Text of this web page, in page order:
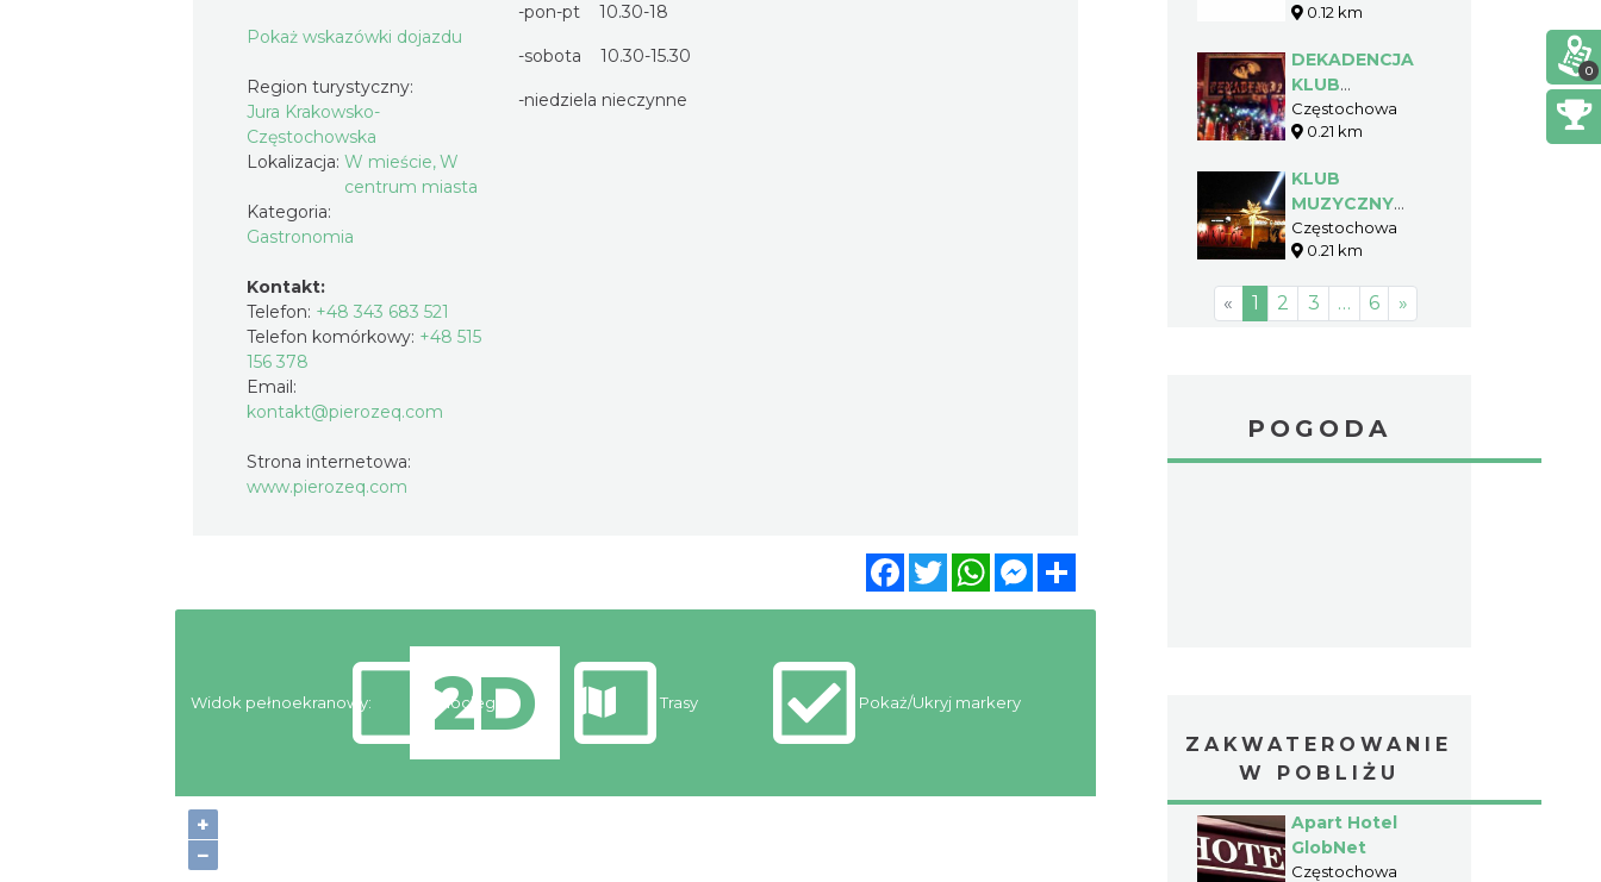
Pokaż wskazówki dojazdu
Region turystyczny:
Jura Krakowsko-
Częstochowska
Lokalizacja: W mieście, W
centrum miasta
Kategoria:
Gastronomia
Kontakt:
Telefon: +48 343 683 521
Telefon komórkowy: +48 515
156 378
Email:
kontakt@pierozeq.com
Strona internetowa:
www.pierozeq.com
-pon-pt 10.30-18
-sobota 10.30-15.30
-niedziela nieczynne
FacebookTwitterWhatsAppMessenger
+
−
Widok pełnoekranowy: Noclegi Trasy Pokaż/Ukryj markery
0.12 km
DEKADENCJA
KLUB
MUZYCZNY
Częstochowa
0.21 km
KLUB
MUZYCZNY
DON KICHOT /
KOJOT
Częstochowa
0.21 km
« 1 2 3 … 6 »
POGODA
ZAKWATEROWANIE
W POBLIŻU
Apart Hotel
GlobNet
Częstochowa
0